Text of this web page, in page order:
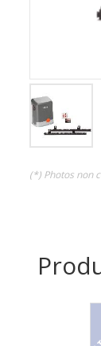
(*) Photos non